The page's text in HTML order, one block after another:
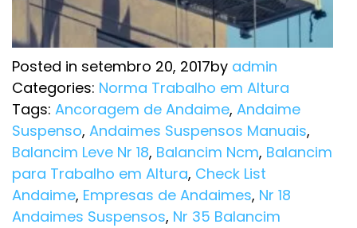
Posted in setembro 20, 2017by admin
Categories: Norma Trabalho em Altura
Tags: Ancoragem de Andaime, Andaime
Suspenso, Andaimes Suspensos Manuais,
Balancim Leve Nr 18, Balancim Ncm, Balancim
para Trabalho em Altura, Check List
Andaime, Empresas de Andaimes, Nr 18
Andaimes Suspensos, Nr 35 Balancim